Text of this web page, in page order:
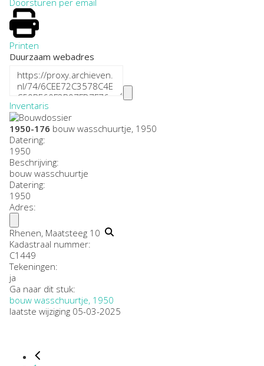
Printen
Duurzaam webadres
Inventaris
1950-176 bouw wasschuurtje, 1950
Datering:
1950
Beschrijving:
bouw wasschuurtje
Datering:
1950
Adres:
Rhenen, Maatsteeg 10
Kadastraal nummer:
C1449
Tekeningen:
ja
Ga naar dit stuk:
bouw wasschuurtje, 1950
laatste wijziging 05-03-2025